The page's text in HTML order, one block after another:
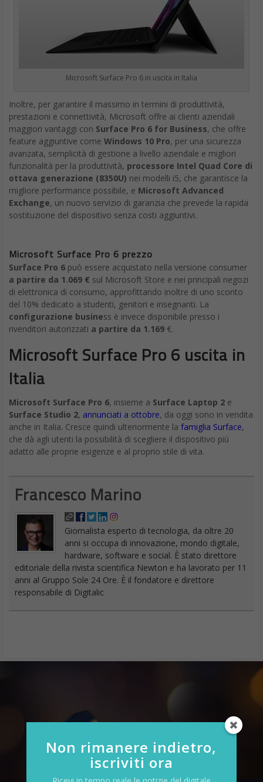
Microsoft Surface Pro 6 in uscita in Italia
Inoltre, per garantire il massimo in termini di produttività,
prestazioni e connettività, Microsoft offre ai clienti aziendali
maggiori vantaggi con Surface Pro 6 for Business, che offre
feature aggiuntive come Windows 10 Pro, per una sicurezza
avanzata, semplicità di gestione a livello aziendale e migliori
funzionalità per la produttività, processore Intel Quad Core di
ottava generazione (8350U) nei modelli i5, che garantisce la
migliore performance possibile, e Microsoft Advanced
Exchange, un nuovo servizio di garanzia che prevede la rapida
sostituzione del dispositivo senza costi aggiuntivi.
Microsoft Surface Pro 6 prezzo
Surface Pro 6 può essere acquistato nella versione consumer
a partire da 1.069 € sul Microsoft Store e nei principali negozi
di elettronica di consumo, approfittando inoltre di uno sconto
del 10% dedicato a studenti, genitori e insegnanti. La
configurazione business è invece disponibile presso i
rivenditori autorizzati a partire da 1.169 €.
Microsoft Surface Pro 6 uscita in
Italia
Microsoft Surface Pro 6, insieme a Surface Laptop 2 e
Surface Studio 2, annunciati a ottobre, da oggi sono in vendita
anche in Italia. Cresce quindi ulteriormente la famiglia Surface,
che dà agli utenti la possibilità di scegliere il dispositivo più
adatto alle proprie esigenze e al proprio stile di vita.
Francesco Marino
Giornalista esperto di tecnologia, da oltre 20
anni si occupa di innovazione, mondo digitale,
hardware, software e social. È stato direttore
editoriale della rivista scientifica Newton e ha lavorato per 11
anni al Gruppo Sole 24 Ore. È il fondatore e direttore
responsabile di Digitalic
Non rimanere indietro,
iscriviti ora